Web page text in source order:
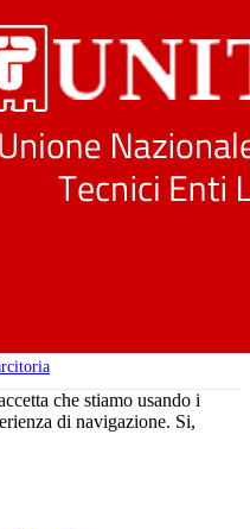
che stiamo usando i
di navigazione. Si,